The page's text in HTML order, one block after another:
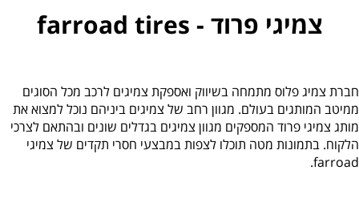
צמיגי פרוד - farroad tires
חברת צמיג פלוס מתמחה בשיווק ואספקת צמיגים לרכב מכל הסוגים
ממיטב המותגים בעולם. מגוון רחב של צמיגים ביניהם נוכל למצוא את
מותג צמיגי פרוד המספקים מגוון צמיגים בגדלים שונים ובהתאם לצרכי
הלקוח. בתמונות מטה תוכלו לצפות במבצעי חסרי תקדים של צמיגי
farroad.